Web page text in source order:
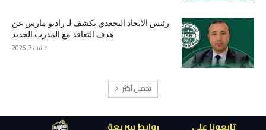
رئيس الاتحاد البجعدي يكشف لـ راديو مارس عن
هدف التعاقد مع المدرب الجديد
غشت 7, 2026
تحميل أكثر